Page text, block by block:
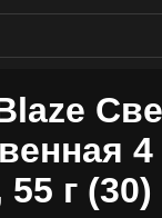
г (30)